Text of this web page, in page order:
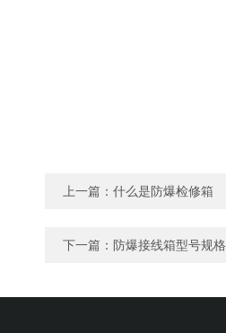
上一篇： 什么是防爆检修箱
下一篇： 防爆接线箱型号规格